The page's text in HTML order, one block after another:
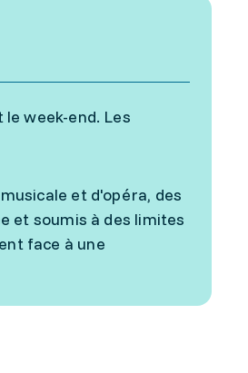
week-end. Les
et d'opéra, des
et soumis à des limites
face à une